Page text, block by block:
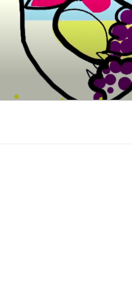
Aller
contenu
principal